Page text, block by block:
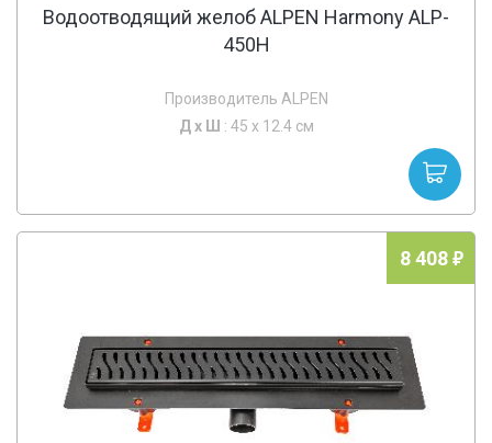
Водоотводящий желоб ALPEN Harmony ALP-
450H
Производитель ALPEN
Д х Ш : 45 x 12.4 см
8 408